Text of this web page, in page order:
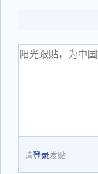
请登录发贴